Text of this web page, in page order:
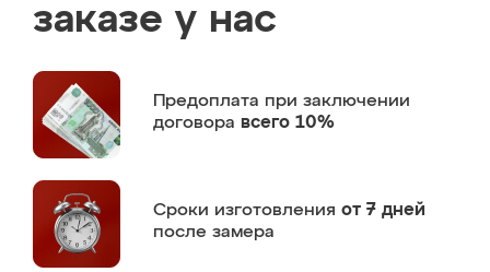
заказе у нас
Предоплата при заключении
договора всего 10%
Сроки изготовления от 7 дней
после замера